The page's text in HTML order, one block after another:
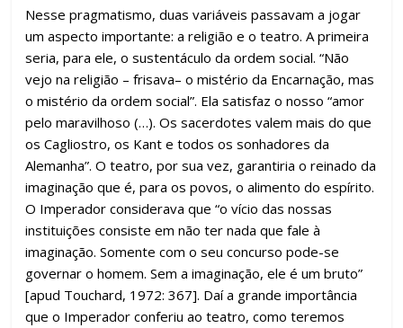
Nesse pragmatismo, duas variáveis passavam a jogar
um aspecto importante: a religião e o teatro. A primeira
seria, para ele, o sustentáculo da ordem social. “Não
vejo na religião – frisava– o mistério da Encarnação, mas
o mistério da ordem social”. Ela satisfaz o nosso “amor
pelo maravilhoso (…). Os sacerdotes valem mais do que
os Cagliostro, os Kant e todos os sonhadores da
Alemanha”. O teatro, por sua vez, garantiria o reinado da
imaginação que é, para os povos, o alimento do espírito.
O Imperador considerava que “o vício das nossas
instituições consiste em não ter nada que fale à
imaginação. Somente com o seu concurso pode-se
governar o homem. Sem a imaginação, ele é um bruto”
[apud Touchard, 1972: 367]. Daí a grande importância
que o Imperador conferiu ao teatro, como teremos